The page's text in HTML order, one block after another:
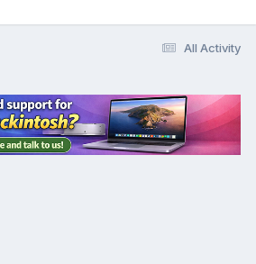
All Activity